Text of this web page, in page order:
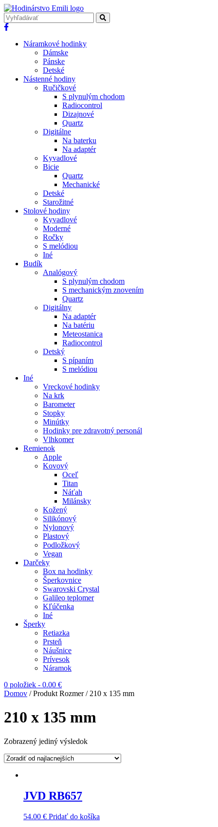
Náramkové hodinky
Dámske
Pánske
Detské
Nástenné hodiny
Ručičkové
S plynulým chodom
Radiocontrol
Dizajnové
Quartz
Digitálne
Na baterku
Na adaptér
Kyvadlové
Bicie
Quartz
Mechanické
Detské
Starožitné
Stolové hodiny
Kyvadlové
Moderné
Ročky
S melódiou
Iné
Budík
Analógový
S plynulým chodom
S mechanickým znovením
Quartz
Digitálny
Na adaptér
Na batériu
Meteostanica
Radiocontrol
Detský
S pípaním
S melódiou
Iné
Vreckové hodinky
Na krk
Barometer
Stopky
Minútky
Hodinky pre zdravotný personál
Vlhkomer
Remienok
Apple
Kovový
Oceľ
Titan
Náťah
Milánsky
Kožený
Silikónový
Nylonový
Plastový
Podložkový
Vegan
Darčeky
Box na hodinky
Šperkovnice
Swarovski Crystal
Galileo teplomer
Kľúčenka
Iné
Šperky
Retiazka
Prsteň
Náušnice
Prívesok
Náramok
0 položiek - 0.00 €
Domov / Produkt Rozmer / 210 x 135 mm
210 x 135 mm
Zobrazený jediný výsledok
JVD RB657
54.00 € Pridať do košíka